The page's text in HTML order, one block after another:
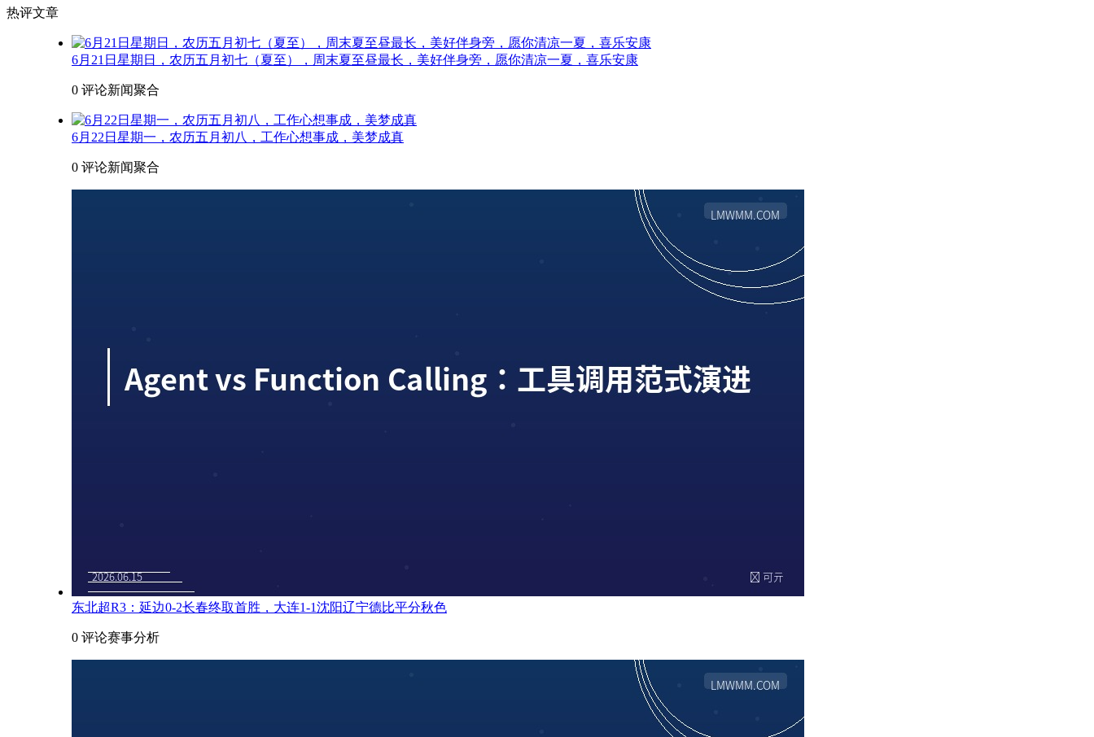
热评文章
6月21日星期日，农历五月初七（夏至），周末夏至昼最长，美好伴身旁，愿你清凉一夏，喜乐安康
0 评论新闻聚合
6月22日星期一，农历五月初八，工作心想事成，美梦成真
0 评论新闻聚合
东北超R3：延边0-2长春终取首胜，大连1-1沈阳辽宁德比平分秋色
0 评论赛事分析